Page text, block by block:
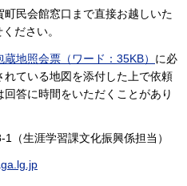
民会館窓口まで直接お越しいた
ださい。
地照会票（ワード：35KB） に必
ている地図を添付した上で依頼
答に時間をいただくことがあり
（生涯学習課文化振興係担当）